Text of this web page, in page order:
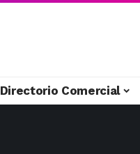
Directorio Comercial